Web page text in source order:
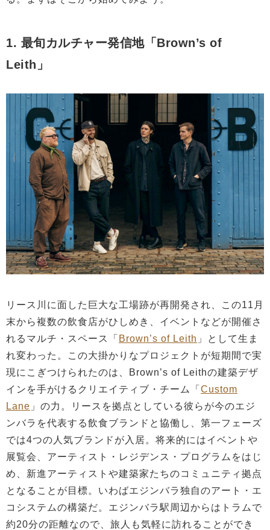
1. 最旬カルチャー発信地「Brown’s of
Leith」
リース川に面した巨大な工場跡が再開発され、この11月
末から複数の飲食店がひしめき、イベントなどが開催さ
れるマルチ・スペース「 Brown’s of Leith 」として生ま
れ変わった。この大掛かりなプロジェクトが短期間で実
現にこぎつけられたのは、Brown’s of Leithの建築デザ
インを手がけるクリエイティブ・チーム「 Custom
Lane 」の力。リースを拠点としている彼らが今のエジ
ンバラを代表する飲食ブランドと協働し、第一フェーズ
では4つの人気ブランドが入居。将来的にはイベントや
展覧会、アーティスト・レジデンス・プログラムをはじ
め、新進アーティストや建築家たちのコミュニティ拠点
となることが目標。いわばエジンバラ独自のアート・エ
コシステムの構築だ。エジンバラ駅周辺からはトラムで
約20分の距離なので、旅人も気軽に訪れることができ